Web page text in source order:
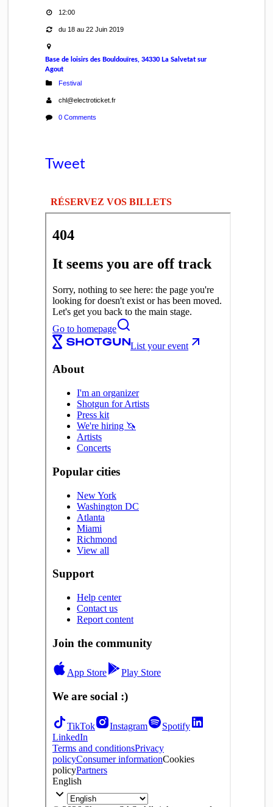
12:00
du 18 au 22 Juin 2019
Base de loisirs des Bouldouïres, 34330 La Salvetat sur
Agout
Festival
chl@electroticket.fr
0 Comments
Tweet
RÉSERVEZ VOS BILLETS